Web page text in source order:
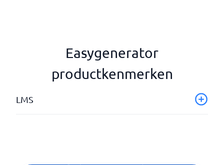
Easygenerator
productkenmerken
LMS